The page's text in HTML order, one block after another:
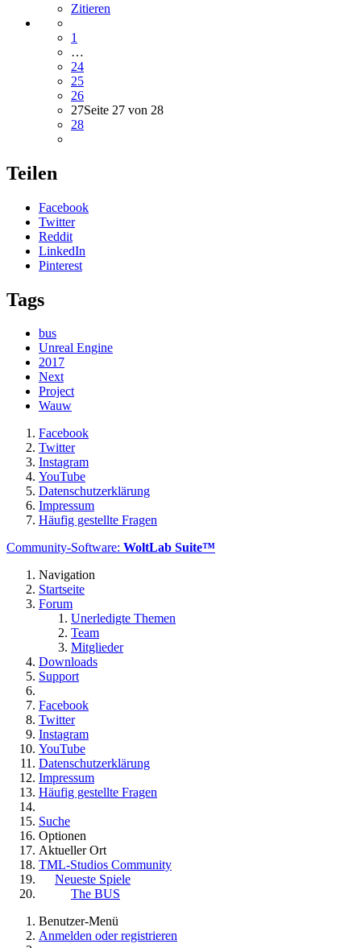
Zitieren
1
…
24
25
26
27Seite 27 von 28
28
Teilen
Facebook
Twitter
Reddit
LinkedIn
Pinterest
Tags
bus
Unreal Engine
2017
Next
Project
Wauw
Facebook
Twitter
Instagram
YouTube
Datenschutzerklärung
Impressum
Häufig gestellte Fragen
Community-Software: WoltLab Suite™
Navigation
Startseite
Forum
Unerledigte Themen
Team
Mitglieder
Downloads
Support
Facebook
Twitter
Instagram
YouTube
Datenschutzerklärung
Impressum
Häufig gestellte Fragen
Suche
Optionen
Aktueller Ort
TML-Studios Community
Neueste Spiele
The BUS
Benutzer-Menü
Anmelden oder registrieren